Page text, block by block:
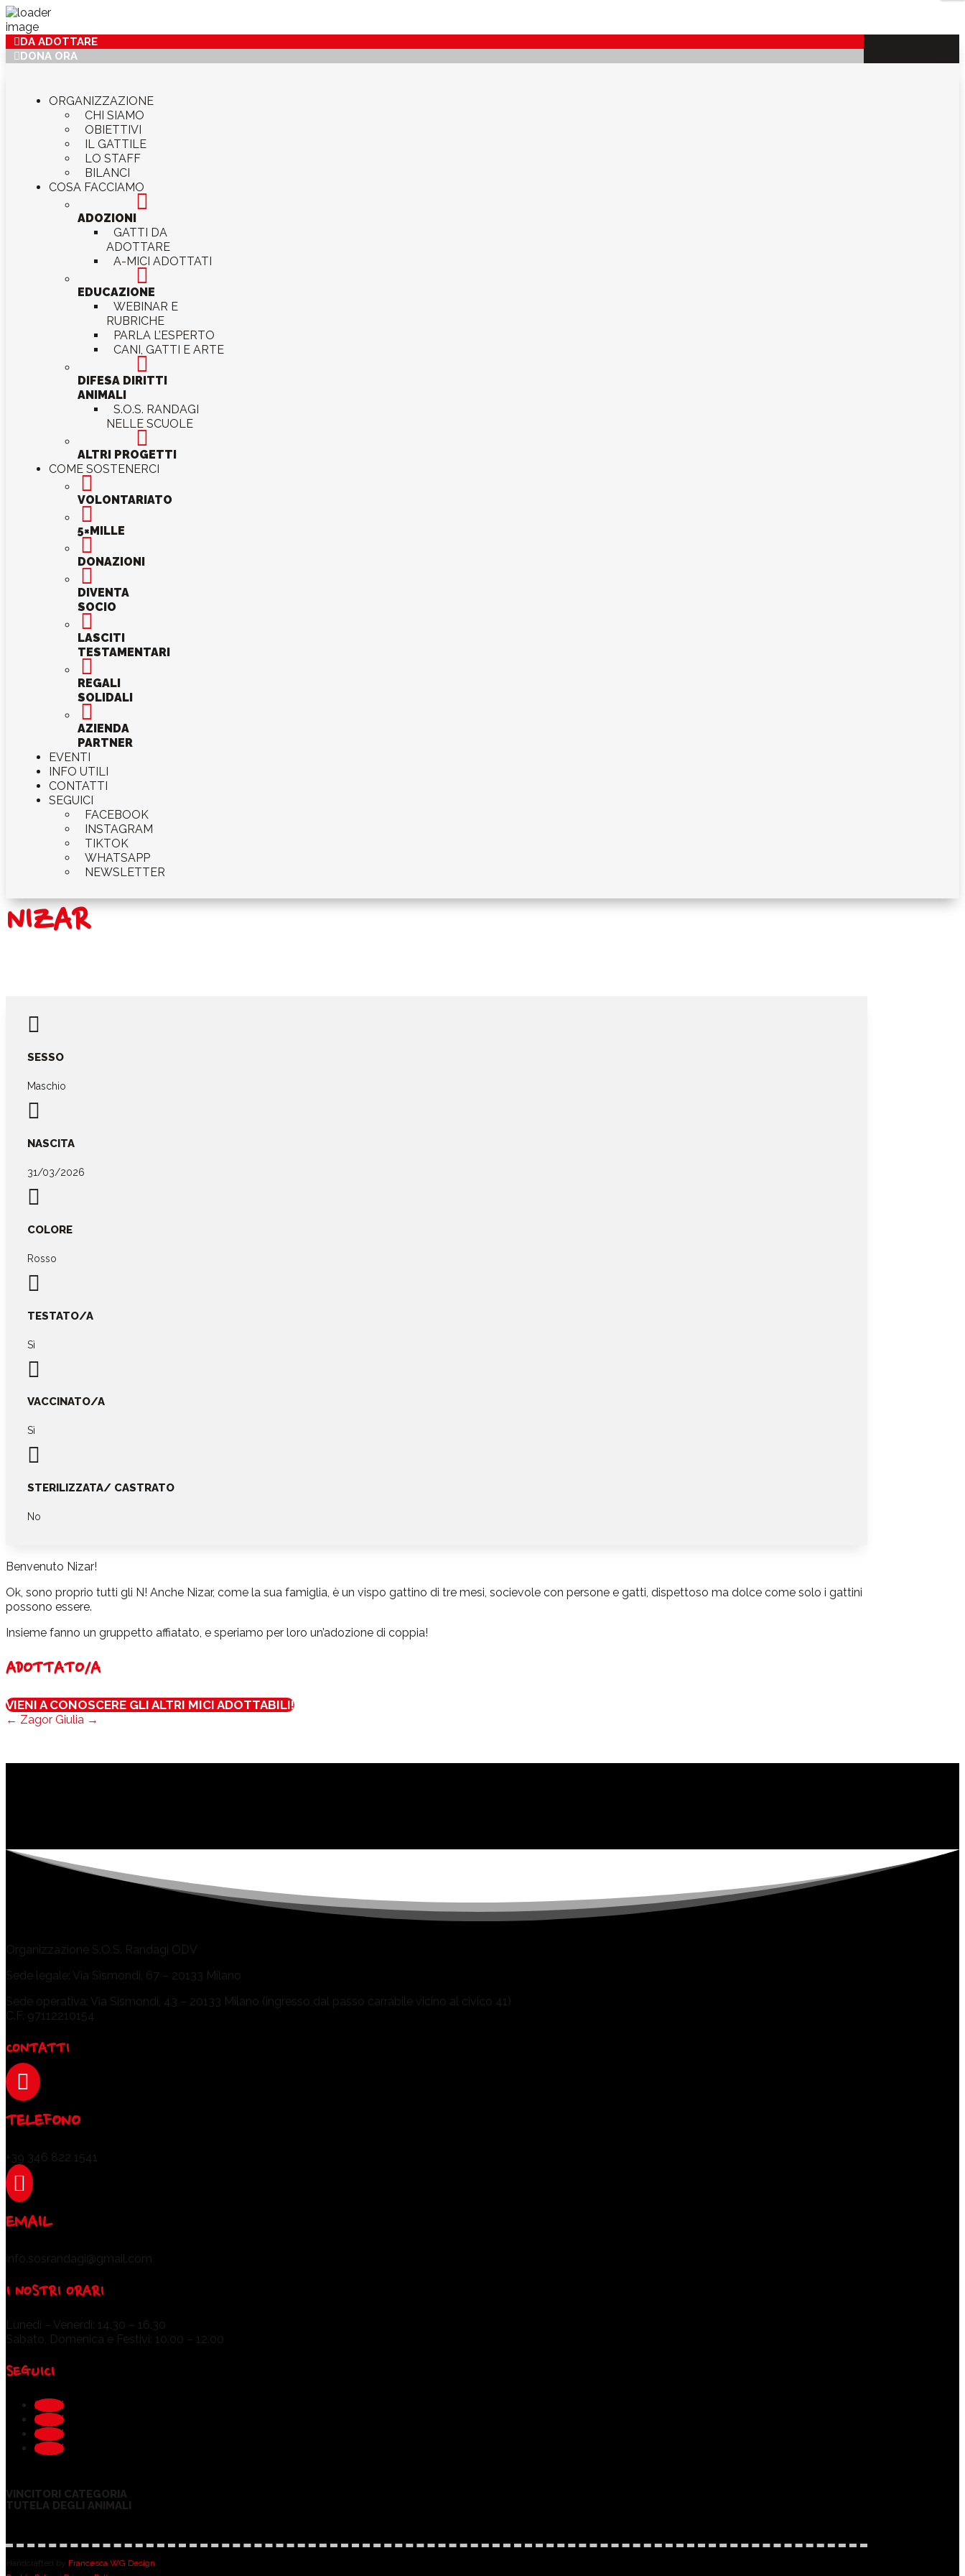
DA ADOTTARE
DONA ORA
ORGANIZZAZIONE
CHI SIAMO
OBIETTIVI
IL GATTILE
LO STAFF
BILANCI
COSA FACCIAMO

ADOZIONI
GATTI DA
ADOTTARE
A-MICI ADOTTATI

EDUCAZIONE
WEBINAR E
RUBRICHE
PARLA L’ESPERTO
CANI, GATTI E ARTE

DIFESA DIRITTI
ANIMALI
S.O.S. RANDAGI
NELLE SCUOLE

ALTRI PROGETTI
COME SOSTENERCI

VOLONTARIATO

5×MILLE

DONAZIONI

DIVENTA
SOCIO

LASCITI
TESTAMENTARI

REGALI
SOLIDALI

AZIENDA
PARTNER
EVENTI
INFO UTILI
CONTATTI
SEGUICI
FACEBOOK
INSTAGRAM
TIKTOK
WHATSAPP
NEWSLETTER
NIZAR

SESSO
Maschio

NASCITA
31/03/2026

COLORE
Rosso

TESTATO/A
Sì

VACCINATO/A
Sì

STERILIZZATA/ CASTRATO
No
Benvenuto Nizar!
Ok, sono proprio tutti gli N! Anche Nizar, come la sua famiglia, è un vispo gattino di tre mesi, socievole con persone e gatti, dispettoso ma dolce come solo i gattini
possono essere.
Insieme fanno un gruppetto affiatato, e speriamo per loro un’adozione di coppia!
ADOTTATO/A
VIENI A CONOSCERE GLI ALTRI MICI ADOTTABILI!
← Zagor Giulia →
Organizzazione S.O.S. Randagi ODV
Sede legale: Via Sismondi, 67 – 20133 Milano
Sede operativa: Via Sismondi, 43 – 20133 Milano (ingresso dal passo carrabile vicino al civico 41)
C.F. 97112210154
CONTATTI

TELEFONO
+39 346 822 1541

EMAIL
info.sosrandagi@gmail.com
I NOSTRI ORARI
Lunedì – Venerdì: 14.30 – 16.30
Sabato, Domenica e Festivi: 10.00 – 12.00
SEGUICI
Segui
Segui
Segui
Segui
VINCITORI CATEGORIA
TUTELA DEGLI ANIMALI
Handcrafted by Francesca WG Design